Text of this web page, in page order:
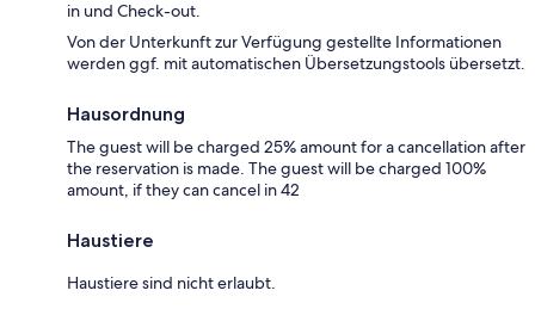
in und Check-out.
Von der Unterkunft zur Verfügung gestellte Informationen
werden ggf. mit automatischen Übersetzungstools übersetzt.
Hausordnung
The guest will be charged 25% amount for a cancellation after
the reservation is made. The guest will be charged 100%
amount, if they can cancel in 42
Haustiere
Haustiere sind nicht erlaubt.